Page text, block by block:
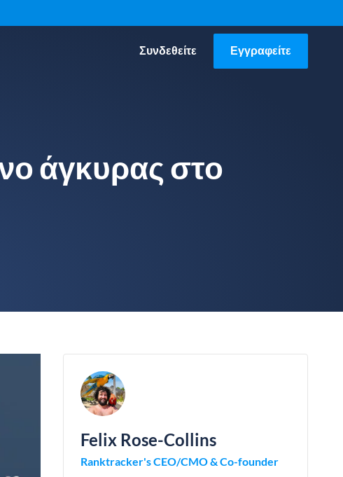
Συνδεθείτε Εγγραφείτε
άγκυρας στο
Felix Rose-Collins
Ranktracker's CEO/CMO & Co-founder